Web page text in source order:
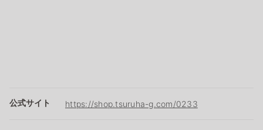
公式サイト https://shop.tsuruha-g.com/0233